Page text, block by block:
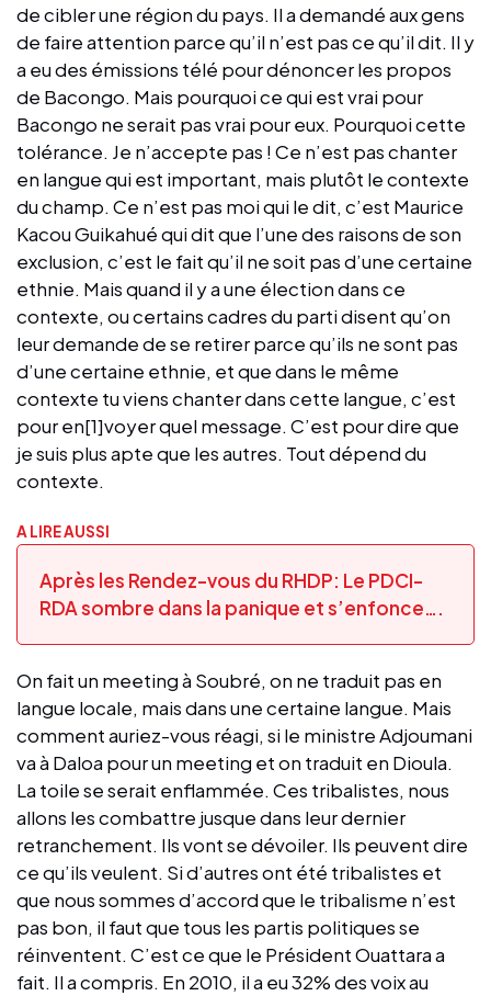
de cibler une région du pays. Il a demandé aux gens
de faire attention parce qu’il n’est pas ce qu’il dit. Il y
a eu des émissions télé pour dénoncer les propos
de Bacongo. Mais pourquoi ce qui est vrai pour
Bacongo ne serait pas vrai pour eux. Pourquoi cette
tolérance. Je n’accepte pas ! Ce n’est pas chanter
en langue qui est important, mais plutôt le contexte
du champ. Ce n’est pas moi qui le dit, c’est Maurice
Kacou Guikahué qui dit que l’une des raisons de son
exclusion, c’est le fait qu’il ne soit pas d’une certaine
ethnie. Mais quand il y a une élection dans ce
contexte, ou certains cadres du parti disent qu’on
leur demande de se retirer parce qu’ils ne sont pas
d’une certaine ethnie, et que dans le même
contexte tu viens chanter dans cette langue, c’est
pour en[1]voyer quel message. C’est pour dire que
je suis plus apte que les autres. Tout dépend du
contexte.
A LIRE AUSSI
Après les Rendez-vous du RHDP: Le PDCI-
RDA sombre dans la panique et s’enfonce….
On fait un meeting à Soubré, on ne traduit pas en
langue locale, mais dans une certaine langue. Mais
comment auriez-vous réagi, si le ministre Adjoumani
va à Daloa pour un meeting et on traduit en Dioula.
La toile se serait enflammée. Ces tribalistes, nous
allons les combattre jusque dans leur dernier
retranchement. Ils vont se dévoiler. Ils peuvent dire
ce qu’ils veulent. Si d’autres ont été tribalistes et
que nous sommes d’accord que le tribalisme n’est
pas bon, il faut que tous les partis politiques se
réinventent. C’est ce que le Président Ouattara a
fait. Il a compris. En 2010, il a eu 32% des voix au